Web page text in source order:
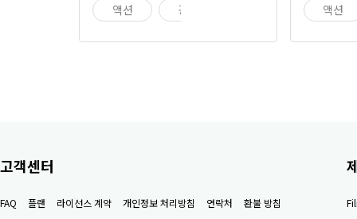
액션 광고 액션
고객센터
FAQ 플랜 라이선스 계약 개인정보 처리방침 연락처 환불 방침